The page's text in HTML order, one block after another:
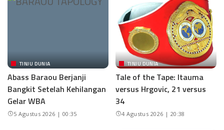
TINJU DUNIA
Abass Baraou Berjanji
Bangkit Setelah Kehilangan
Gelar WBA
5 Agustus 2026 | 00:35
TINJU DUNIA
Tale of the Tape: Itauma
versus Hrgovic, 21 versus
34
4 Agustus 2026 | 20:38